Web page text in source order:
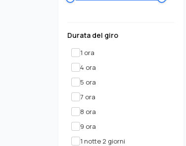
Durata del giro
1 ora
4 ora
5 ora
7 ora
8 ora
9 ora
1 notte 2 giorni